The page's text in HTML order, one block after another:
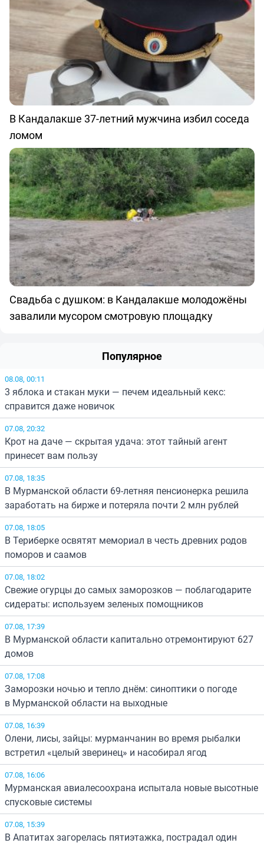
В Кандалакше 37-летний мужчина избил соседа
ломом
Свадьба с душком: в Кандалакше молодожёны
завалили мусором смотровую площадку
Популярное
08.08, 00:11
3 яблока и стакан муки — печем идеальный кекс:
справится даже новичок
07.08, 20:32
Крот на даче — скрытая удача: этот тайный агент
принесет вам пользу
07.08, 18:35
В Мурманской области 69-летняя пенсионерка решила
заработать на бирже и потеряла почти 2 млн рублей
07.08, 18:05
В Териберке освятят мемориал в честь древних родов
поморов и саамов
07.08, 18:02
Свежие огурцы до самых заморозков — поблагодарите
сидераты: используем зеленых помощников
07.08, 17:39
В Мурманской области капитально отремонтируют 627
домов
07.08, 17:08
Заморозки ночью и тепло днём: синоптики о погоде
в Мурманской области на выходные
07.08, 16:39
Олени, лисы, зайцы: мурманчанин во время рыбалки
встретил «целый зверинец» и насобирал ягод
07.08, 16:06
Мурманская авиалесоохрана испытала новые высотные
спусковые системы
07.08, 15:39
В Апатитах загорелась пятиэтажка, пострадал один